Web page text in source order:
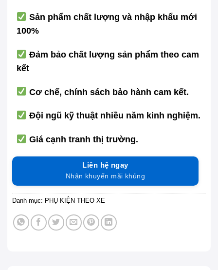
Sản phẩm chất lượng và nhập khẩu mới
100%
Đảm bảo chất lượng sản phẩm theo cam
kết
Cơ chế, chính sách bảo hành cam kết.
Đội ngũ kỹ thuật nhiều năm kinh nghiệm.
Giá cạnh tranh thị trường.
Liên hệ ngay
Nhận khuyến mãi khủng
Danh mục: PHỤ KIỆN THEO XE